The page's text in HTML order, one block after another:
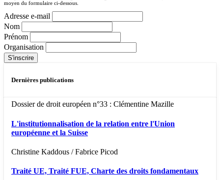
moyen du formulaire ci-dessous.
Adresse e-mail
Nom
Prénom
Organisation
Dernières publications
Dossier de droit européen n°33 : Clémentine Mazille
L'institutionnalisation de la relation entre l'Union
européenne et la Suisse
Christine Kaddous / Fabrice Picod
Traité UE, Traité FUE, Charte des droits fondamentaux